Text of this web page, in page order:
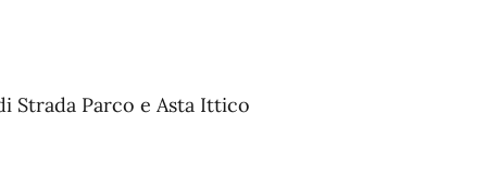
Strada Parco e Asta Ittico